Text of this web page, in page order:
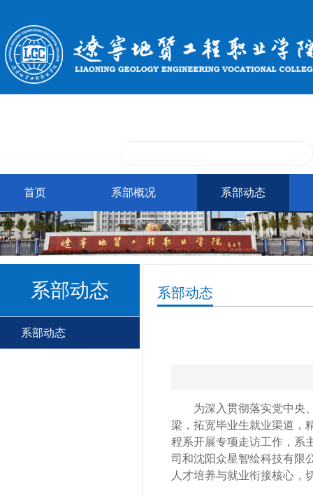
首页 系部概况 系部动态
系部动态
系部动态
系部动态
为深入贯彻落实党中央
梁，拓宽毕业生就业渠道，
程系开展专项走访工作，系
司和沈阳众星智绘科技有限
人才培养与就业衔接核心，